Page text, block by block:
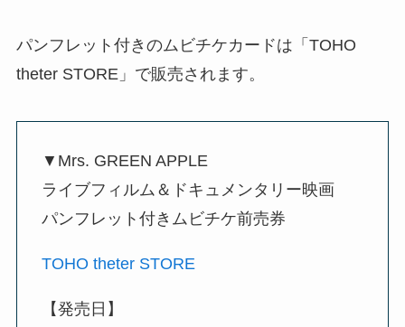
パンフレット付きのムビチケカードは「TOHO
theter STORE」で販売されます。
▼Mrs. GREEN APPLE
ライブフィルム＆ドキュメンタリー映画
パンフレット付きムビチケ前売券
TOHO theter STORE
【発売日】